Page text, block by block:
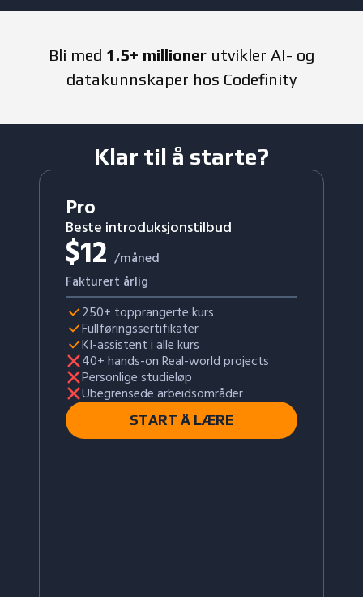
Bli med 1.5+ millioner utvikler AI- og
datakunnskaper hos Codefinity
Klar til å starte?
Pro
Beste introduksjonstilbud
$12 /måned
Fakturert årlig
250+ topprangerte kurs
Fullføringssertifikater
KI-assistent i alle kurs
40+ hands-on Real-world projects
Personlige studieløp
Ubegrensede arbeidsområder
START Å LÆRE